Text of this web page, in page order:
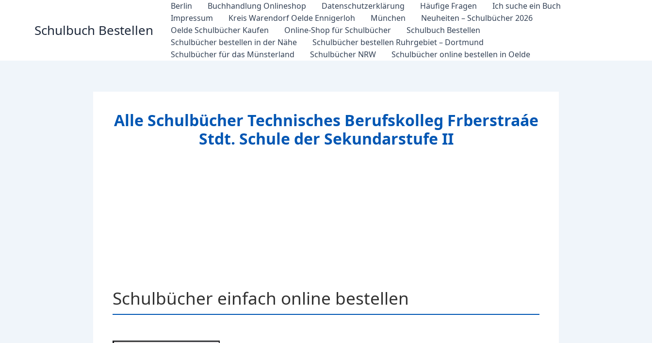
Schulbuch Bestellen
Berlin Buchhandlung Onlineshop Datenschutzerklärung Häufige Fragen
Ich suche ein Buch
Impressum
Kreis Warendorf Oelde Ennigerloh München
Neuheiten – Schulbücher 2026
Oelde Schulbücher Kaufen
Online-Shop für Schulbücher
Schulbuch Bestellen
Schulbücher bestellen in der Nähe
Schulbücher bestellen Ruhrgebiet – Dortmund
Schulbücher für das Münsterland
Schulbücher NRW Schulbücher online bestellen in Oelde
Alle Schulbücher Technisches Berufskolleg Frberstraáe
Stdt. Schule der Sekundarstufe II
Schulbücher einfach online bestellen